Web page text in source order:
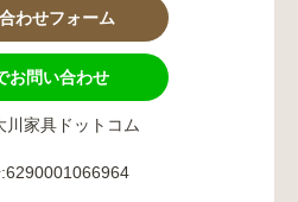
わせフォーム
お問い合わせ
川家具ドットコム